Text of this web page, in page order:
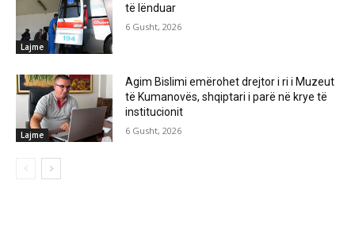
Lajme
të lënduar
6 Gusht, 2026
Lajme
Agim Bislimi emërohet drejtor i ri i Muzeut
të Kumanovës, shqiptari i parë në krye të
institucionit
6 Gusht, 2026